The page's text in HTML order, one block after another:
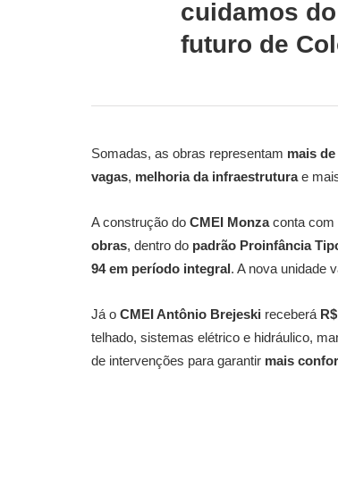
cuidamos
futuro de
Somadas, as obras representam mais
vagas, melhoria da infraestruturae
A construção do CMEI Monzaconta com
obras, dentro do padrão Proinfância
94 em período integral. A nova unidade
Já o CMEI Antônio Brejeski receberá
telhado, sistemas elétrico e hidráulico,
de intervenções para garantir mais